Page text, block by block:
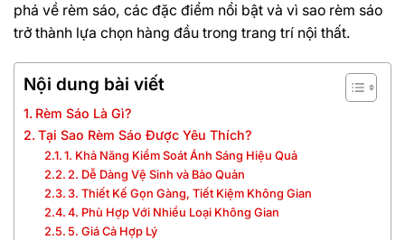
phá về rèm sáo, các đặc điểm nổi bật và vì sao rèm sáo
trở thành lựa chọn hàng đầu trong trang trí nội thất.
Nội dung bài viết
Rèm Sáo Là Gì?
Tại Sao Rèm Sáo Được Yêu Thích?
1. Khả Năng Kiểm Soát Ánh Sáng Hiệu Quả
2. Dễ Dàng Vệ Sinh và Bảo Quản
3. Thiết Kế Gọn Gàng, Tiết Kiệm Không Gian
4. Phù Hợp Với Nhiều Loại Không Gian
5. Giá Cả Hợp Lý